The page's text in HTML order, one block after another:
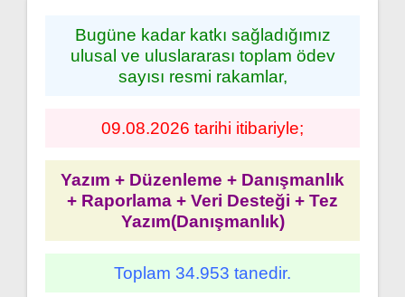
Bugüne kadar katkı sağladığımız
ulusal ve uluslararası toplam ödev
sayısı resmi rakamlar,
09.08.2026 tarihi itibariyle;
Yazım + Düzenleme + Danışmanlık
+ Raporlama + Veri Desteği + Tez
Yazım(Danışmanlık)
Toplam 34.953 tanedir.